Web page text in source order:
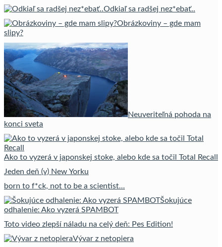
Odkiaľ sa radšej nez*ebať..
Obrázkoviny – gde mam
slipy?
Neuveriteľná pohoda na
konci sveta
Ako to vyzerá v japonskej stoke, alebo kde sa točil Total Recall
Jeden deň (v) New Yorku
born to f*ck, not to be a scientist…
Šokujúce
odhalenie: Ako vyzerá SPAMBOT
Toto video zlepší náladu na celý deň: Pes Edition!
Vývar z netopiera